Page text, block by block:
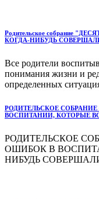
Родительское собрание
КОГДА-НИБУДЬ
Все родители
понимания жизни и
определенных
РОДИТЕЛЬСКОЕ
ВОСПИТАНИИ, КОТОРЫЕ
РОДИТЕЛЬСКОЕ
ОШИБОК В
НИБУДЬ